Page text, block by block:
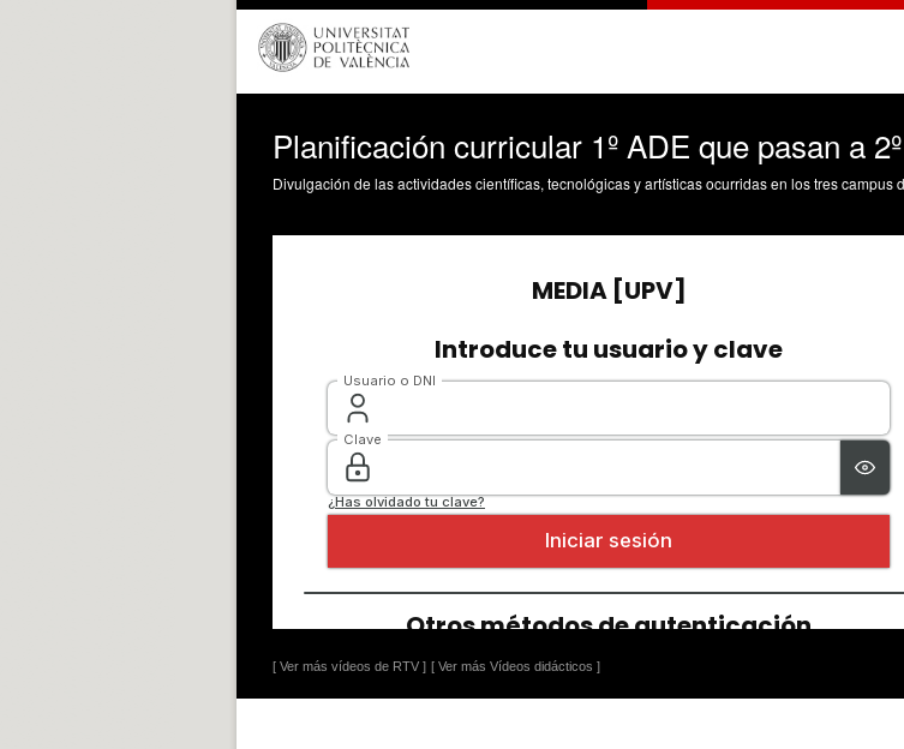
Planificación curricular 1º ADE que pasan a
Divulgación de las actividades científicas, tecnológicas y artísticas ocurridas en los tres campus
[ Ver más vídeos de RTV ] [ Ver más Vídeos didácticos ]